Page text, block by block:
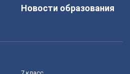
Новости образования